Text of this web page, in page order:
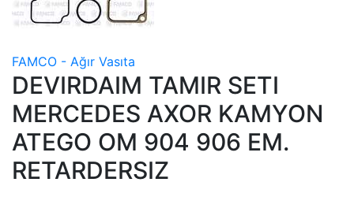
FAMCO - Ağır Vasıta
DEVIRDAIM TAMIR SETI
MERCEDES AXOR KAMYON
ATEGO OM 904 906 EM.
RETARDERSIZ